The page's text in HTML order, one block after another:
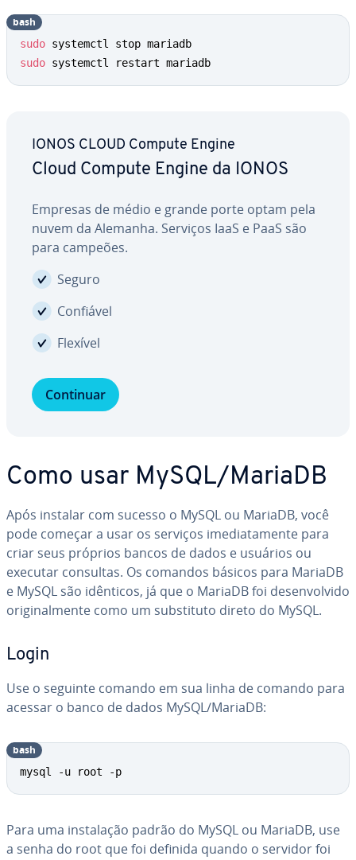
sudo
sudo systemctl restart mariadb
bash
IONOS CLOUD Compute Engine
Cloud Compute Engine da IONOS
Empresas de médio e grande porte optam pela
nuvem da Alemanha. Serviços IaaS e PaaS são
para campeões.
Seguro
Confiável
Flexível
Continuar
Como usar MySQL/MariaDB
Após instalar com sucesso o MySQL ou MariaDB, você
pode começar a usar os serviços ime­di­a­ta­mente para
criar seus próprios bancos de dados e usuários ou
executar consultas. Os comandos básicos para MariaDB
e MySQL são idênticos, já que o MariaDB foi de­sen­vol­vido
ori­gi­nal­mente como um subs­ti­tuto direto do MySQL.
Login
Use o seguinte comando em sua linha de comando para
acessar o banco de dados MySQL/MariaDB:
mysql -u root -p
bash
Para uma ins­ta­la­ção padrão do MySQL ou MariaDB, use
a senha do root que foi definida quando o servidor foi